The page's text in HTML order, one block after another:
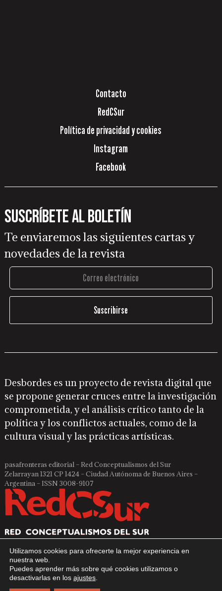
Contacto
RedCSur
Política de privacidad y cookies
Instagram
Facebook
Suscríbete al boletín
Te enviaremos las siguientes cartas y
novedades de la revista
Desbordes es un proyecto de revista digital que
se propone generar cruces entre la investigación
comprometida, y el análisis crítico tanto de la
política y los conflictos actuales, como de la
cultura visual y las prácticas artísticas.
pasafronteras editorial – Red Conceptualismos del Sur
Zelarrayan 1321 CP 1424 – Ciudad Autónoma de Buenos Aires –
Argentina – ISSN 3008-9107
Utilizamos cookies para ofrecerte la mejor experiencia en
nuestra web.
Puedes aprender más sobre qué cookies utilizamos o
desactivarlas en los ajustes